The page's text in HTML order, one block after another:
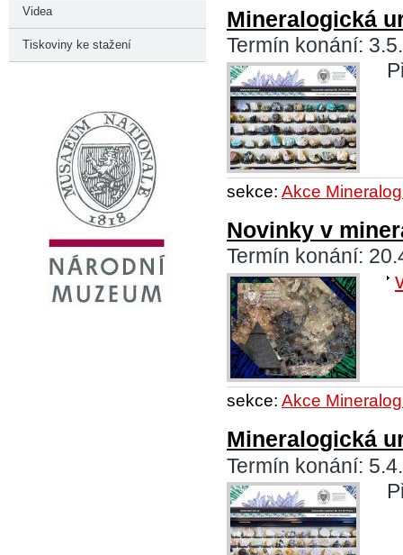
Mineralogická
Termín konání:
sekce: Akce
Novinky v
Termín konání:
sekce: Akce
Mineralogická
Termín konání:
Videa
Tiskoviny ke stažení